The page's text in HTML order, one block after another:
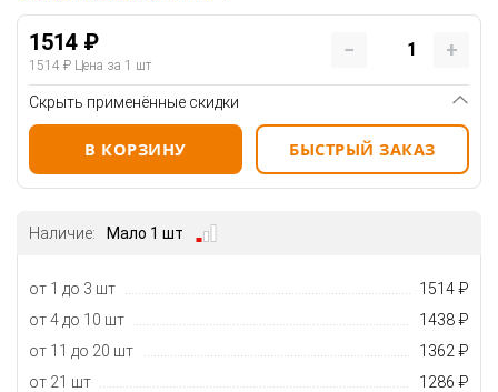
1514 ₽
1514 ₽ Цена за 1 шт
Скрыть применённые скидки
В КОРЗИНУ БЫСТРЫЙ ЗАКАЗ
Наличие: Мало 1 шт
от 1 до 3 шт
1514 ₽
от 4 до 10 шт
1438 ₽
от 11 до 20 шт
1362 ₽
от 21 шт
1286 ₽